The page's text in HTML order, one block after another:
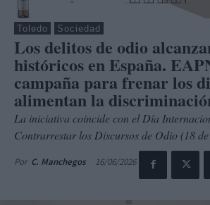
Toledo Sociedad
Los delitos de odio
históricos en España.
campaña para frenar los
alimentan la
La iniciativa coincide con el Día
Contrarrestar los Discursos de Odio (18
Por C. Manchegos 16/06/2026